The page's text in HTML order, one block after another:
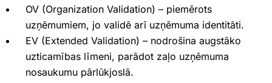
OV (Organization Validation) – piemērots
uzņēmumiem, jo validē arī uzņēmuma identitāti.
EV (Extended Validation) – nodrošina augstāko
uzticamības līmeni, parādot zaļo uzņēmuma
nosaukumu pārlūkjoslā.